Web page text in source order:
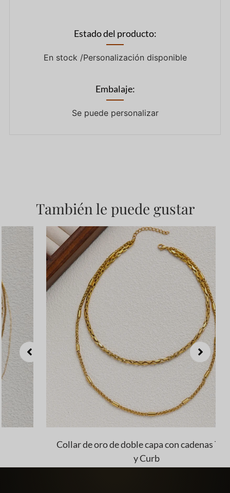
Estado del producto:
En stock /Personalización disponible
Embalaje:
Se puede personalizar
También le puede gustar
Collar de oro de doble capa con cadenas Twist